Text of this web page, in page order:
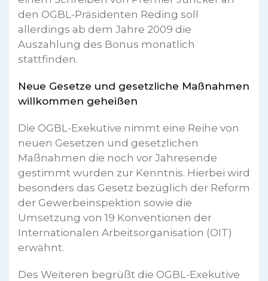
den OGBL-Präsidenten Reding soll
allerdings ab dem Jahre 2009 die
Auszahlung des Bonus monatlich
stattfinden.
Neue Gesetze und gesetzliche Maßnahmen
willkommen geheißen
Die OGBL-Exekutive nimmt eine Reihe von
neuen Gesetzen und gesetzlichen
Maßnahmen die noch vor Jahresende
gestimmt wurden zur Kenntnis. Hierbei wird
besonders das Gesetz bezüglich der Reform
der Gewerbeinspektion sowie die
Umsetzung von 19 Konventionen der
Internationalen Arbeitsorganisation (OIT)
erwähnt.
Des Weiteren begrüßt die OGBL-Exekutive